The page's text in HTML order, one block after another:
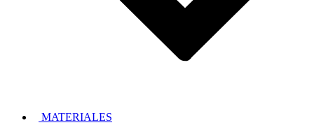
MATERIALES